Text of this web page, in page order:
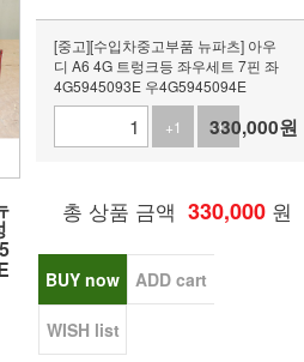
[중고][수입차중고부품 뉴파츠] 아우
디 A6 4G 트렁크등 좌우세트 7핀 좌
4G5945093E 우4G5945094E
+1
-1
330,000원
총 상품 금액 330,000 원
BUY now ADD cart
WISH list